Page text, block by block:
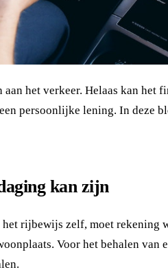
het verkeer. Helaas kan
persoonlijke lening. In deze
kan zijn
rijbewijs zelf, moet rekening
Voor het behalen